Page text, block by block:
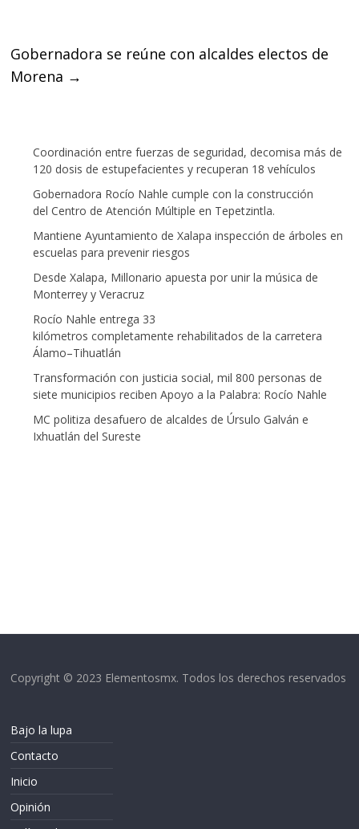
Gobernadora se reúne con alcaldes electos de
Morena →
Coordinación entre fuerzas de seguridad, decomisa más de
120 dosis de estupefacientes y recuperan 18 vehículos
Gobernadora Rocío Nahle cumple con la construcción
del Centro de Atención Múltiple en Tepetzintla.
Mantiene Ayuntamiento de Xalapa inspección de árboles en
escuelas para prevenir riesgos
Desde Xalapa, Millonario apuesta por unir la música de
Monterrey y Veracruz
Rocío Nahle entrega 33
kilómetros completamente rehabilitados de la carretera
Álamo–Tihuatlán
Transformación con justicia social, mil 800 personas de
siete municipios reciben Apoyo a la Palabra: Rocío Nahle
MC politiza desafuero de alcaldes de Úrsulo Galván e
Ixhuatlán del Sureste
Copyright © 2023 Elementosmx. Todos los derechos reservados
Bajo la lupa
Contacto
Inicio
Opinión